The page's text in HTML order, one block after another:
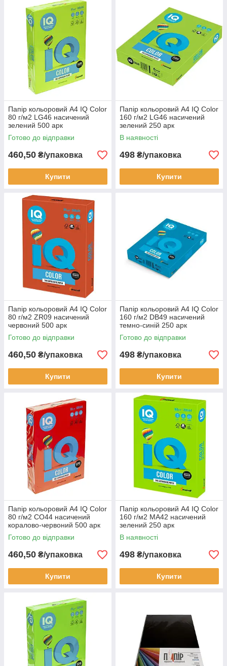
Папір кольоровий А4 IQ Color
80 г/м2 LG46 насичений
зелений 500 арк
Готово до відправки
460,50 ₴/упаковка
Купити
Папір кольоровий А4 IQ Color
160 г/м2 LG46 насичений
зелений 250 арк
В наявності
498 ₴/упаковка
Купити
Папір кольоровий А4 IQ Color
80 г/м2 ZR09 насичений
червоний 500 арк
Готово до відправки
460,50 ₴/упаковка
Купити
Папір кольоровий А4 IQ Color
160 г/м2 DB49 насичений
темно-синій 250 арк
Готово до відправки
498 ₴/упаковка
Купити
Папір кольоровий А4 IQ Color
80 г/м2 CO44 насичений
коралово-червоний 500 арк
Готово до відправки
460,50 ₴/упаковка
Купити
Папір кольоровий А4 IQ Color
160 г/м2 MA42 насичений
зелений 250 арк
В наявності
498 ₴/упаковка
Купити